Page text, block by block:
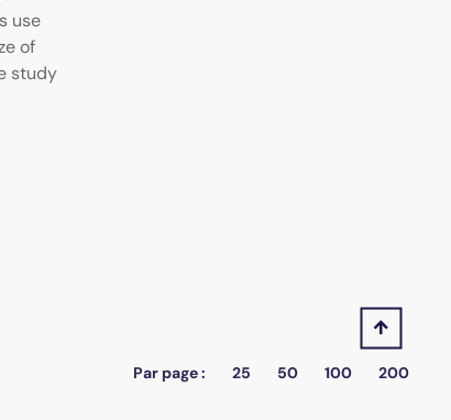
use
of
study
Par page : 25 50 100 200